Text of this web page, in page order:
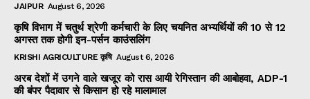
JAIPUR August 6, 2026
कृषि विभाग में चतुर्थ श्रेणी कर्मचारी के लिए चयनित अभ्यर्थियों की 10 से 12
अगस्त तक होगी इन-पर्सन काउंसलिंग
KRISHI AGRICULTURE कृषि August 6, 2026
अरब देशों में उगने वाले खजूर को रास आयी रेगिस्तान की आबोहवा, ADP-1
की बंपर पैदावार से किसान हो रहे मालामाल